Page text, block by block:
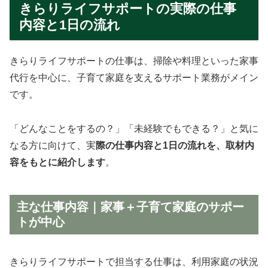
きらりライフサポートの実際の仕事
内容と1日の流れ
きらりライフサポートの仕事は、掃除や料理といった家事
代行を中心に、子育て家庭を支えるサポート業務がメイン
です。
「どんなことをするの？」「未経験でもできる？」と気に
なる方に向けて、実際の仕事内容と1日の流れを、取材内
容をもとに紹介します。
主な仕事内容｜家事＋子育て家庭のサポー
トが中心
きらりライフサポートで担当する仕事は、利用家庭の状況